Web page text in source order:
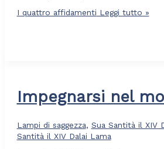
I quattro affidamenti Leggi tutto »
Impegnarsi nel
Lampi di saggezza, Sua Santità il XIV
Santità il XIV Dalai Lama